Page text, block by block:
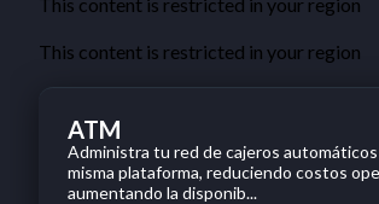
This content is restricted in your region
ATM
Administra tu red de cajeros automáticos
misma plataforma, reduciendo costos
aumentando la disponib...